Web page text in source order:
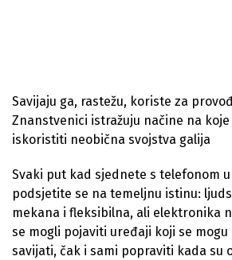
Savijaju ga, rastežu, koriste za
Znanstvenici istražuju načine na
iskoristiti neobična svojstva galija
Svaki put kad sjednete s telefonom
podsjetite se na temeljnu istinu:
mekana i fleksibilna, ali elektronika
se mogli pojaviti uređaji koji se
savijati, čak i sami popraviti kada su